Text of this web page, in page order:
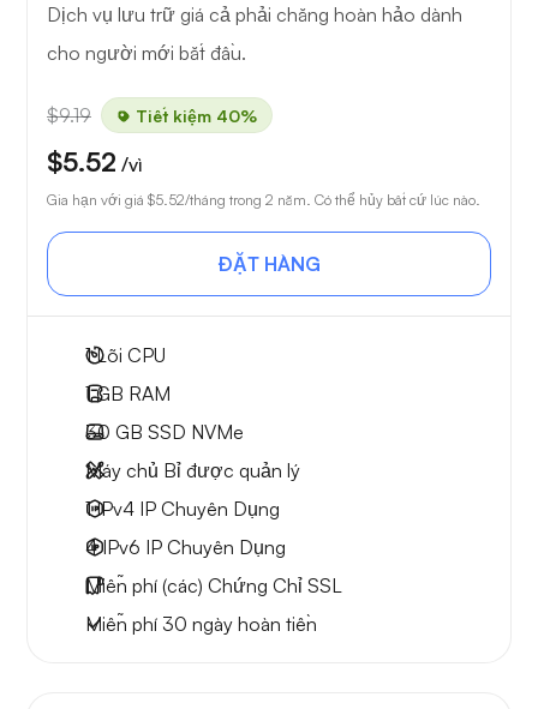
Dịch vụ lưu trữ giá cả phải chăng hoàn hảo dành
cho người mới bắt đầu.
$9.19 Tiết kiệm 40%
$5.52 /vì
Gia hạn với giá $5.52/tháng trong 2 năm. Có thể hủy bất cứ lúc nào.
ĐẶT HÀNG
1Lõi CPU
1 GB RAM
30 GB SSD NVMe
Máy chủ Bỉ được quản lý
1 IPv4 IP Chuyên Dụng
4 IPv6 IP Chuyên Dụng
Miễn phí (các) Chứng Chỉ SSL
Miễn phí 30 ngày hoàn tiền